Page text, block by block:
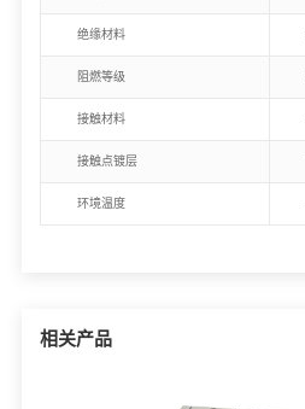
相关产品
绝缘材料
阻燃等级
接触材料
接触点镀层
环境温度